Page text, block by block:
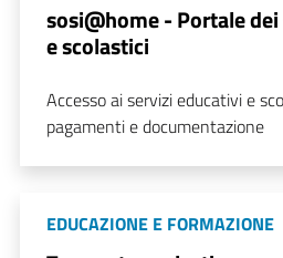
sosi@home - Portale
e scolastici
Accesso ai servizi educativi e
pagamenti e documentazione
EDUCAZIONE E FORMAZIONE